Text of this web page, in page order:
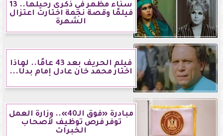
سناء مظهر في ذكرى رحيلها.. 13
فيلمًا وقصة نجمة اختارت اعتزال
الشهرة
فيلم الحريف بعد 43 عامًا.. لماذا
اختار محمد خان عادل إمام بدلًا...
مبادرة «فوق الـ40».. وزارة العمل
توفر فرص توظيف لأصحاب
الخبرات